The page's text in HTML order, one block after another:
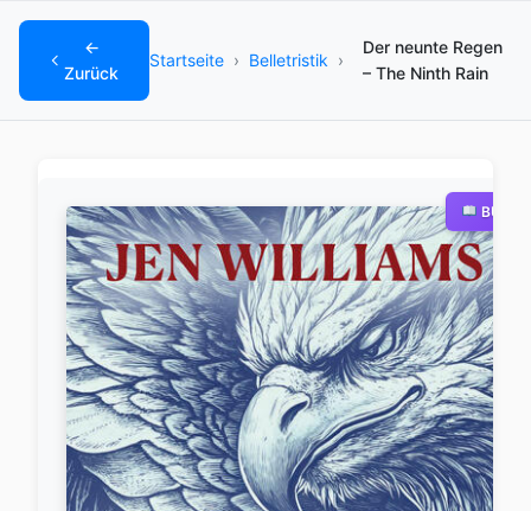
←
Zurück
Startseite › Belletristik ›
Der neunte Regen
– The Ninth Rain
BUCH